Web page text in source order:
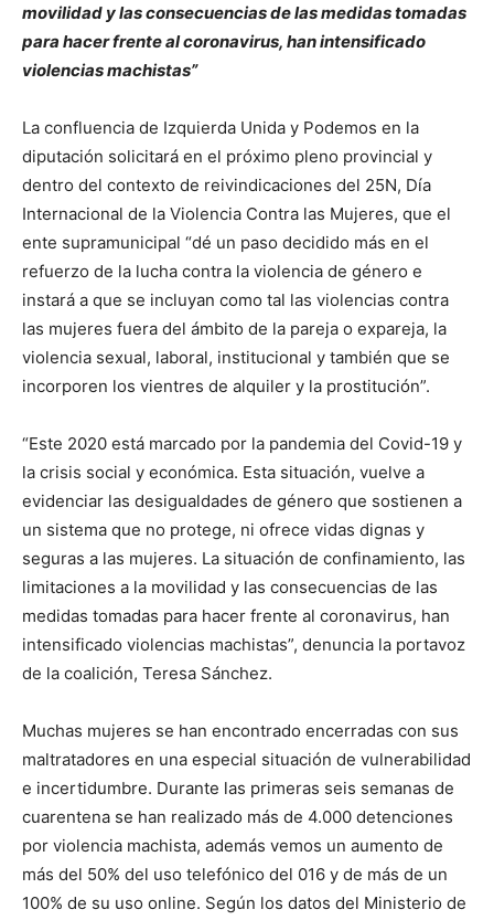
movilidad y las consecuencias de las medidas tomadas
para hacer frente al coronavirus, han intensificado
violencias machistas”
La confluencia de Izquierda Unida y Podemos en la
diputación solicitará en el próximo pleno provincial y
dentro del contexto de reivindicaciones del 25N, Día
Internacional de la Violencia Contra las Mujeres, que el
ente supramunicipal “dé un paso decidido más en el
refuerzo de la lucha contra la violencia de género e
instará a que se incluyan como tal las violencias contra
las mujeres fuera del ámbito de la pareja o expareja, la
violencia sexual, laboral, institucional y también que se
incorporen los vientres de alquiler y la prostitución”.
“Este 2020 está marcado por la pandemia del Covid-19 y
la crisis social y económica. Esta situación, vuelve a
evidenciar las desigualdades de género que sostienen a
un sistema que no protege, ni ofrece vidas dignas y
seguras a las mujeres. La situación de confinamiento, las
limitaciones a la movilidad y las consecuencias de las
medidas tomadas para hacer frente al coronavirus, han
intensificado violencias machistas”, denuncia la portavoz
de la coalición, Teresa Sánchez.
Muchas mujeres se han encontrado encerradas con sus
maltratadores en una especial situación de vulnerabilidad
e incertidumbre. Durante las primeras seis semanas de
cuarentena se han realizado más de 4.000 detenciones
por violencia machista, además vemos un aumento de
más del 50% del uso telefónico del 016 y de más de un
100% de su uso online. Según los datos del Ministerio de